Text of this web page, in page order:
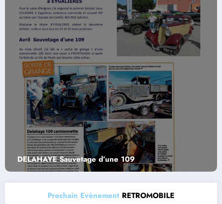
DELAHAYE Montlhéry Vintage Revival et D DAY
Prochain Evènement RETROMOBILE